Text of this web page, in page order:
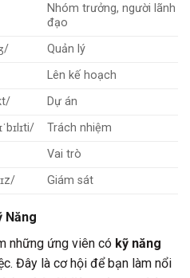
Nhóm trưởng, người lãnh
đạo
Quản lý
Lên kế hoạch
Dự án
Trách nhiệm
Vai trò
Giám sát
Năng
những ứng viên có kỹ năng
Đây là cơ hội để bạn làm nổi